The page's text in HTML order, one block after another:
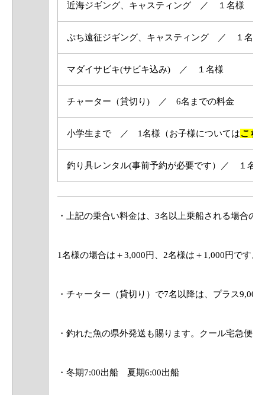
近海ジギング、キャスティング ／ １名様
ぷち遠征ジギング、キャスティング ／ １名様
マダイサビキ(サビキ込み) ／ １名様
チャーター（貸切り) ／ 6名までの料金
小学生まで ／ 1名様（お子様についてはこち
釣り具レンタル(事前予約が必要です）／ １名
・上記の乗合い料金は、3名以上乗船される場合の
1名様の場合は＋3,000円、2名様は＋1,000円です。
・チャーター（貸切り）で7名以降は、プラス9,000
・釣れた魚の県外発送も賜ります。クール宅急便
・冬期7:00出船 夏期6:00出船